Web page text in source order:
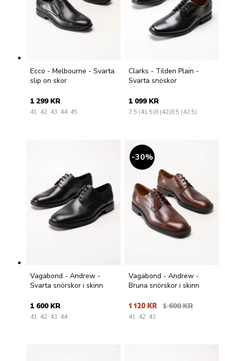
Ecco - Melbourne - Svarta
slip on skor
1 299 KR
41 42 43 44 45
Clarks - Tilden Plain -
Svarta snöskor
1 099 KR
7.5 (41.5)8 (42)8.5 (42.5)
Vagabond - Andrew -
Svarta snörskor i skinn
1 600 KR
41 42 43 44
30%
Vagabond - Andrew -
Bruna snörskor i skinn
1 120 KR 1 600 KR
41 42 43